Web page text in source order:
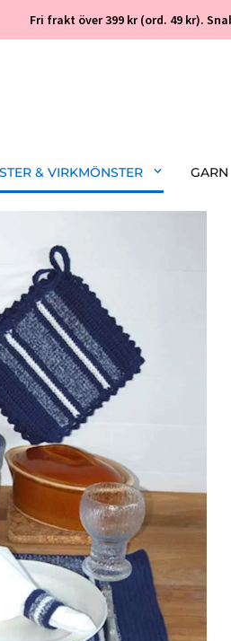
Fri frakt över 399 kr (ord. 49 kr).
& VIRKMÖNSTER GARN